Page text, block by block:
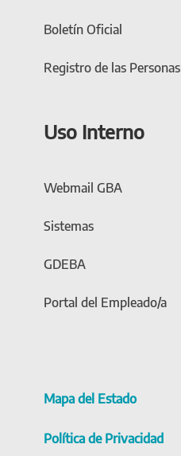
Boletín Oficial
Registro de las Personas
Uso Interno
Webmail GBA
Sistemas
GDEBA
Portal del Empleado/a
Mapa del Estado
Política de Privacidad